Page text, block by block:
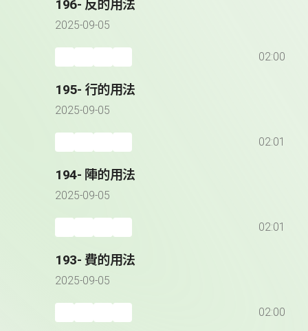
196- 反的用法
2025-09-05
02:00
195- 行的用法
2025-09-05
02:01
194- 陣的用法
2025-09-05
02:01
193- 費的用法
2025-09-05
02:00